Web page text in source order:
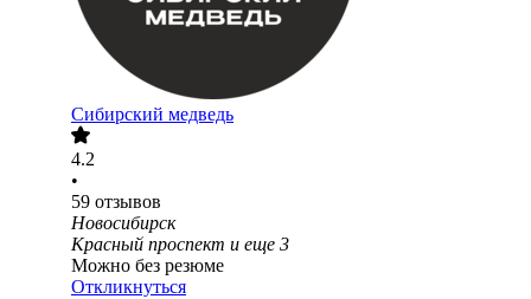
Сибирский медведь
4.2
•
59 отзывов
Новосибирск
Красный проспект и еще 3
Можно без резюме
Откликнуться